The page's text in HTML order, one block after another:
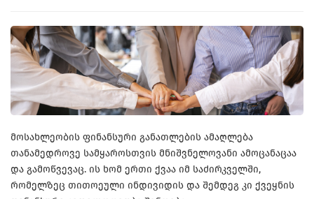
მოსახლეობის ფინანსური განათლების ამაღლება
თანამედროვე სამყაროსთვის მნიშვნელოვანი ამოცანაცაა
და გამოწვევაც. ის ხომ ერთი ქვაა იმ საძირკველში,
რომელზეც თითოეული ინდივიდის და შემდეგ კი ქვეყნის